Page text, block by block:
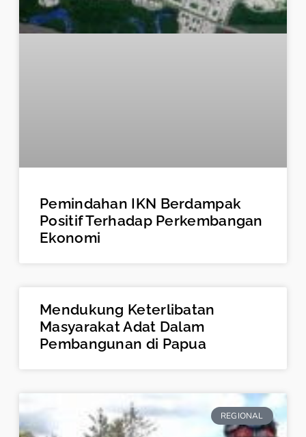
Pemindahan IKN Berdampak
Positif Terhadap Perkembangan
Ekonomi
Mendukung Keterlibatan
Masyarakat Adat Dalam
Pembangunan di Papua
REGIONAL